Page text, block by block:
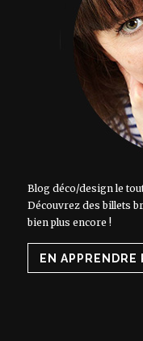
Blog déco/design le
Découvrez des billets
bien plus encore !
EN APPRENDRE